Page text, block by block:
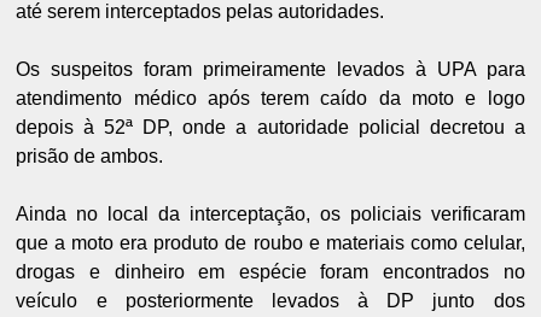
até serem interceptados pelas autoridades.
Os suspeitos foram primeiramente levados à UPA para
atendimento médico após terem caído da moto e logo
depois à 52ª DP, onde a autoridade policial decretou a
prisão de ambos.
Ainda no local da interceptação, os policiais verificaram
que a moto era produto de roubo e materiais como celular,
drogas e dinheiro em espécie foram encontrados no
veículo e posteriormente levados à DP junto dos